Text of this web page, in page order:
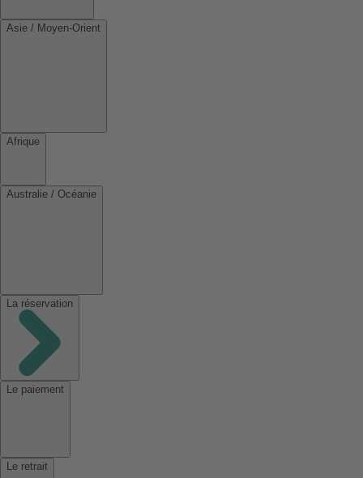
Asie / Moyen-Orient
Afrique
Australie / Océanie
La réservation
Le paiement
Le retrait